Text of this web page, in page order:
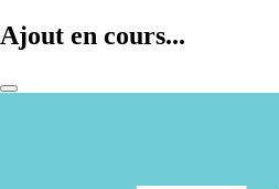
Ajout en cours...